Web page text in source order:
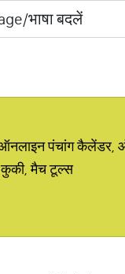
पंचांग कैलेंडर,
कुकी, मैच टूल्स